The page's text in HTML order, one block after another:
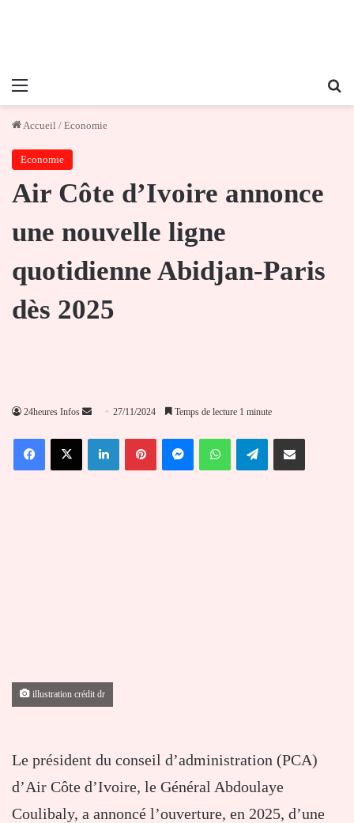
Menu
Accueil / Economie
Economie
Air Côte d’Ivoire annonce
une nouvelle ligne
quotidienne Abidjan-Paris
dès 2025
24heures Infos
Envoyer
courriel
27/11/2024 Temps de lecture 1 minute
FacebookX LinkedinPinterestMessengerWhatsAppTelegramPartager par email
illustration crédit dr
Le président du conseil d’administration (PCA)
d’Air Côte d’Ivoire, le Général Abdoulaye
Coulibaly, a annoncé l’ouverture, en 2025, d’une